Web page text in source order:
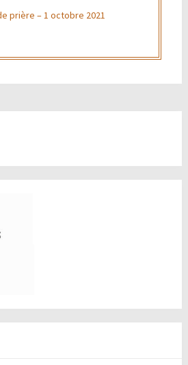
prière – 1 octobre 2021